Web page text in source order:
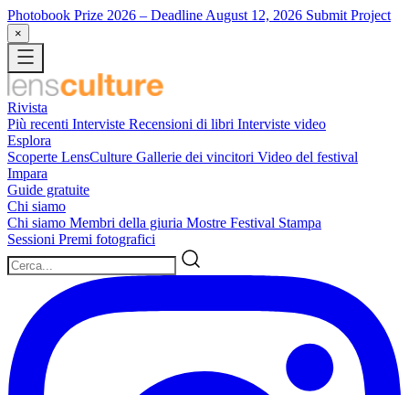
Photobook Prize 2026 – Deadline August 12, 2026 Submit Project
×
Rivista
Più recenti Interviste Recensioni di libri Interviste video
Esplora
Scoperte LensCulture Gallerie dei vincitori Video del festival
Impara
Guide gratuite
Chi siamo
Chi siamo Membri della giuria Mostre Festival Stampa
Sessioni Premi fotografici